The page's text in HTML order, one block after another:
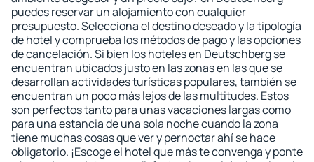
puedes reservar un alojamiento con cualquier
presupuesto. Selecciona el destino deseado y la tipología
de hotel y comprueba los métodos de pago y las opciones
de cancelación. Si bien los hoteles en Deutschberg se
encuentran ubicados justo en las zonas en las que se
desarrollan actividades turísticas populares, también se
encuentran un poco más lejos de las multitudes. Estos
son perfectos tanto para unas vacaciones largas como
para una estancia de una sola noche cuando la zona
tiene muchas cosas que ver y pernoctar ahí se hace
obligatorio. ¡Escoge el hotel que más te convenga y ponte